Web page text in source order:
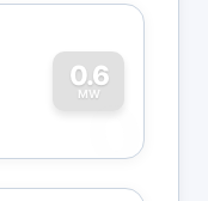
0.6
MW
0